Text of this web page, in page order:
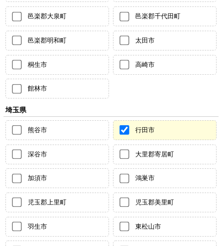
邑楽郡大泉町 邑楽郡千代田町
邑楽郡明和町 太田市
桐生市 高崎市
館林市
埼玉県
熊谷市 行田市
深谷市 大里郡寄居町
加須市 鴻巣市
児玉郡上里町 児玉郡美里町
羽生市 東松山市